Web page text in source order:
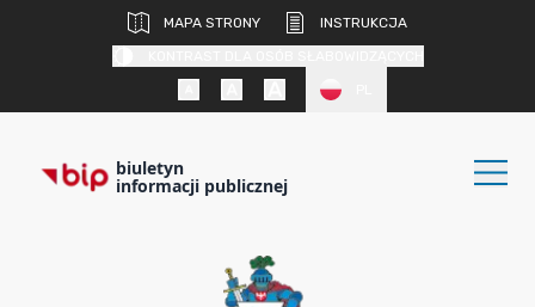
MAPA STRONY
INSTRUKCJA
biuletyn
informacji publicznej